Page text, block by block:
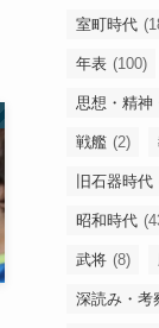
室町時代
年表 (100)
思想・精神
戦艦 (2)
旧石器時代
昭和時代
武将 (8)
深読み・考